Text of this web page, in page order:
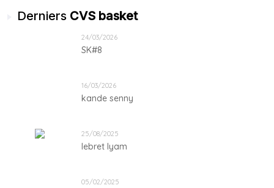
Derniers CVS basket
24/03/2026
SK#8
16/03/2026
kande senny
25/08/2025
lebret lyam
05/02/2025